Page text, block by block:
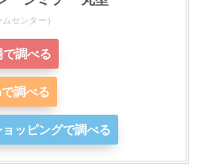
センター）
調べる
調べる
ッピングで調べる